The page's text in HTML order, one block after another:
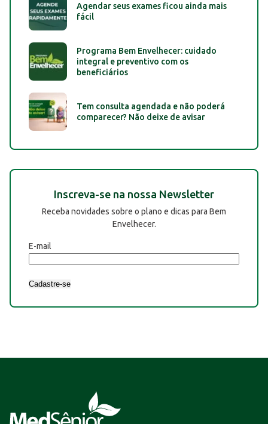
Agendar seus exames ficou ainda mais
fácil
Programa Bem Envelhecer: cuidado
integral e preventivo com os
beneficiários
Tem consulta agendada e não poderá
comparecer? Não deixe de avisar
Inscreva-se na nossa Newsletter
Receba novidades sobre o plano e dicas para Bem
Envelhecer.
E-mail
Cadastre-se